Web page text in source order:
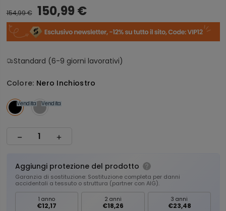
154,99 € 150,99 €
Standard (6-9 giorni lavorativi)
Colore: Nero Inchiostro
Vendita Vendita
Aggiungi protezione del prodotto
Garanzia di sostituzione: Sostituzione completa per danni
accidentali a tessuto o struttura (partner con AIG).
1 anno
€12,17
2 anni
€18,26
3 anni
€23,48